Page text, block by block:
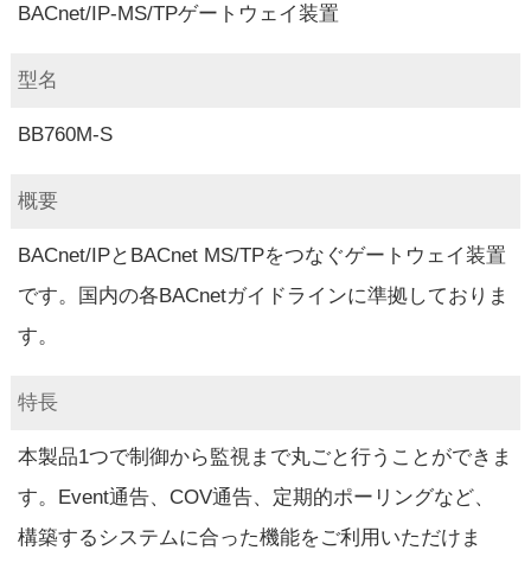
BACnet/IP-MS/TPゲートウェイ装置
型名
BB760M-S
概要
BACnet/IPとBACnet MS/TPをつなぐゲートウェイ装置
です。国内の各BACnetガイドラインに準拠しておりま
す。
特長
本製品1つで制御から監視まで丸ごと行うことができま
す。Event通告、COV通告、定期的ポーリングなど、
構築するシステムに合った機能をご利用いただけま